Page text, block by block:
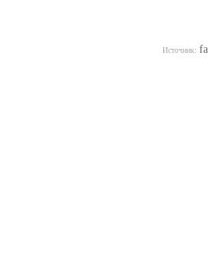
Источник: